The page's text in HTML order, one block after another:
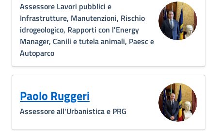
Assessore Lavori pubblici e
Infrastrutture, Manutenzioni, Rischio
idrogeologico, Rapporti con l'Energy
Manager, Canili e tutela animali, Paesc e
Autoparco
Paolo Ruggeri
Assessore all'Urbanistica e PRG